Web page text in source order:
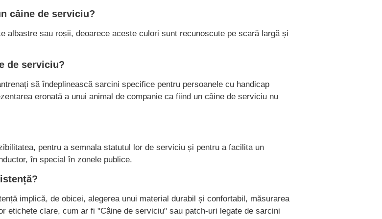
câine de serviciu?
albastre sau roșii, deoarece aceste culori sunt recunoscute pe scară largă și
de serviciu?
să îndeplinească sarcini specifice pentru persoanele cu handicap
eronată a unui animal de companie ca fiind un câine de serviciu nu
pentru a semnala statutul lor de serviciu și pentru a facilita un
în special în zonele publice.
implică, de obicei, alegerea unui material durabil și confortabil, măsurarea
etichete clare, cum ar fi "Câine de serviciu" sau patch-uri legate de sarcini